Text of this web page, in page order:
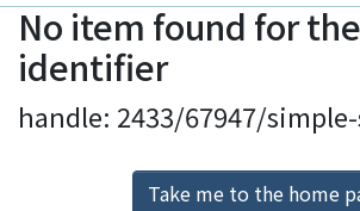
Home
Communities
Browse
Download Ranking
No item found for the
identifier
handle: 2433/67947/
Take me to the home